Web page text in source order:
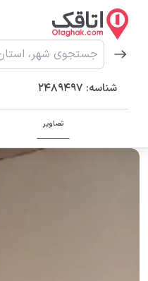
شناسه: 2489497
تصاویر